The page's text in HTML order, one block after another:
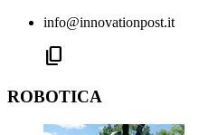
info@innovationpost.it
content_copy
ROBOTICA